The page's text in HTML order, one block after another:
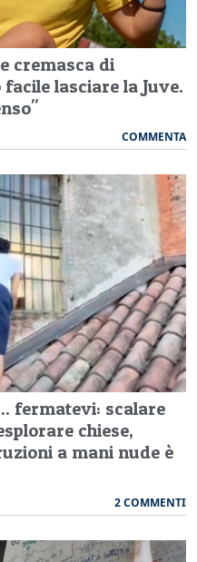
cremasca di
lasciare la Juve.
COMMENTA
fermatevi: scalare
chiese,
a mani nude è
2 COMMENTI